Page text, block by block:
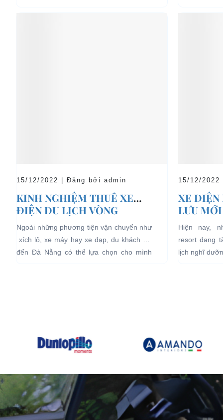
15/12/2022 | Đăng bởi admin
KINH NGHIỆM THUÊ XE
ĐIỆN DU LỊCH VÒNG
QUANH ĐÀ NẴNG
Ngoài những phương tiện vận chuyển như
xích lô, xe máy hay xe đạp, du khách khi
đến Đà Nẵng có thể lựa chọn cho mình
15/12/
XE ĐIỆN
LƯU
LỊCH
Hiện nay,
resort đang
lịch nghĩ